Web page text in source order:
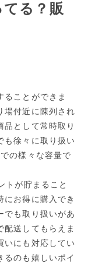
る？販
ることができま
場付近に陳列され
品として常時取り
も徐々に取り扱い
様々な容量で
トが貯まること
にお得に購入でき
でも取り扱いがあ
配送してもらえま
いにも対応してい
るのも嬉しいポイ